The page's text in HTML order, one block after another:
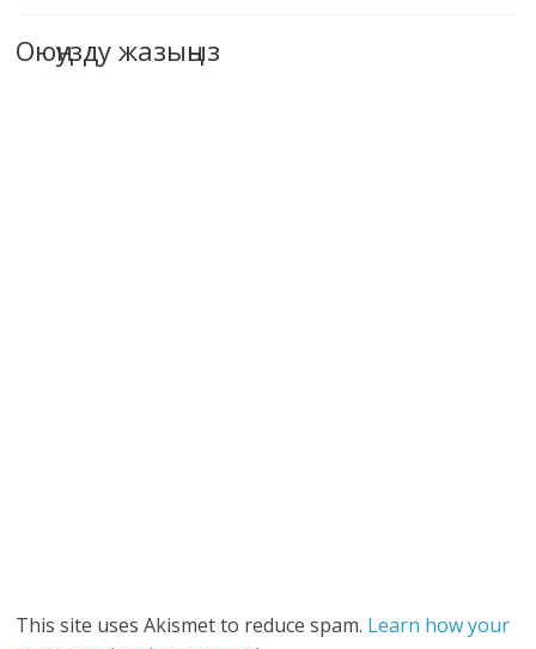
Оюңузду жазыңыз
This site uses Akismet to reduce spam. Learn how your